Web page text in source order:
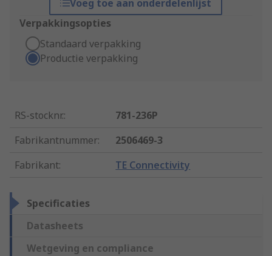
Voeg toe aan onderdelenlijst
Verpakkingsopties
Standaard verpakking
Productie verpakking
RS-stocknr.:
781-236P
Fabrikantnummer:
2506469-3
Fabrikant: TE Connectivity
Specificaties
Datasheets
Wetgeving en compliance